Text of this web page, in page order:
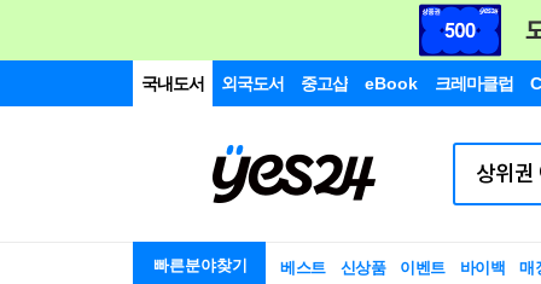
국내도서 외국도서 중고샵 eBook 크레마클럽
빠른분야찾기 베스트 신상품 이벤트 바이백 매